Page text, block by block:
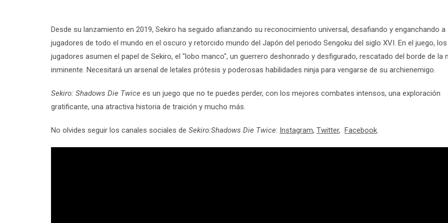
Desde su lanzamiento en 2019, Sekiro ha seguido afianzando su reconocimiento universal, desafiando y enganchando a
jugadores de todo el mundo en el oscuro y retorcido mundo del Japón del periodo Sengoku del siglo XVI. En el juego, los
jugadores asumen el papel de Sekiro, el "lobo manco", un guerrero deshonrado y desfigurado, rescatado del borde de la
inminente. Necesitará un arsenal de letales prótesis y poderosas habilidades ninja para vengarse de su archienemigo.
Sekiro: Shadows Die Twice es un juego que no te puedes perder, con los mejores combates intensos, una exploración
gratificante, una atractiva historia de traición y mucho más.
No olvides seguir los canales sociales de Sekiro:Shadows Die Twice: Instagram, Twitter, Facebook.